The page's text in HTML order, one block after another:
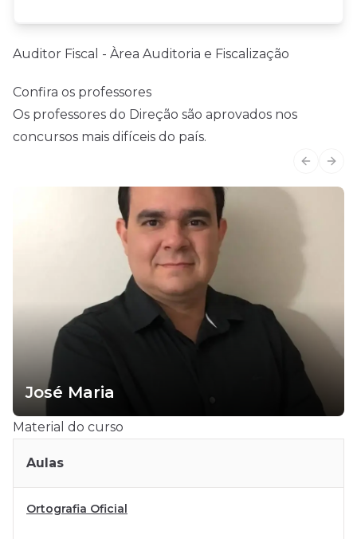
Auditor Fiscal - Àrea Auditoria e Fiscalização
Confira os professores
Os professores do Direção são aprovados nos
concursos mais difíceis do país.
José Maria
Material do curso
Aulas
Ortografia Oficial